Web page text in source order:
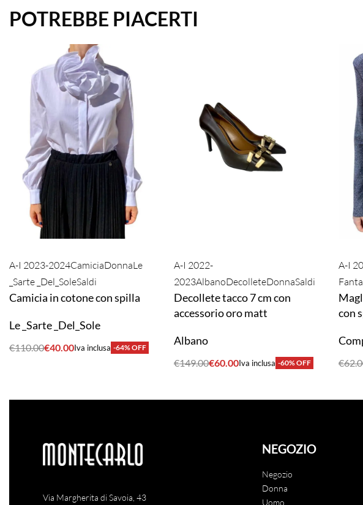
POTREBBE PIACERTI
A-I 2023-2024CamiciaDonnaLe
_Sarte _Del_SoleSaldi
Camicia in cotone con spilla
Le _Sarte _Del_Sole
€110.00€40.00Iva inclusa -64% OFF
A-I 2022-
2023AlbanoDecolleteDonnaSaldi
Decollete tacco 7 cm con
accessorio oro matt
Albano
€149.00€60.00Iva inclusa -60% OFF
A-I
con
€
Via Margherita di Savoia, 43
NEGOZIO
Negozio
Donna
Uomo